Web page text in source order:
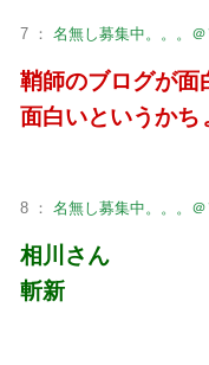
7 ： 名無し募集中。。。＠
鞘師のブログが面
面白いというかち
8 ： 名無し募集中。。。＠
相川さん
斬新